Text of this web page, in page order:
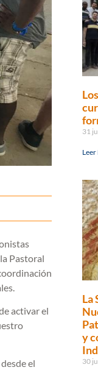
Pastoral
activar el
el
31
Leer
La
y
30